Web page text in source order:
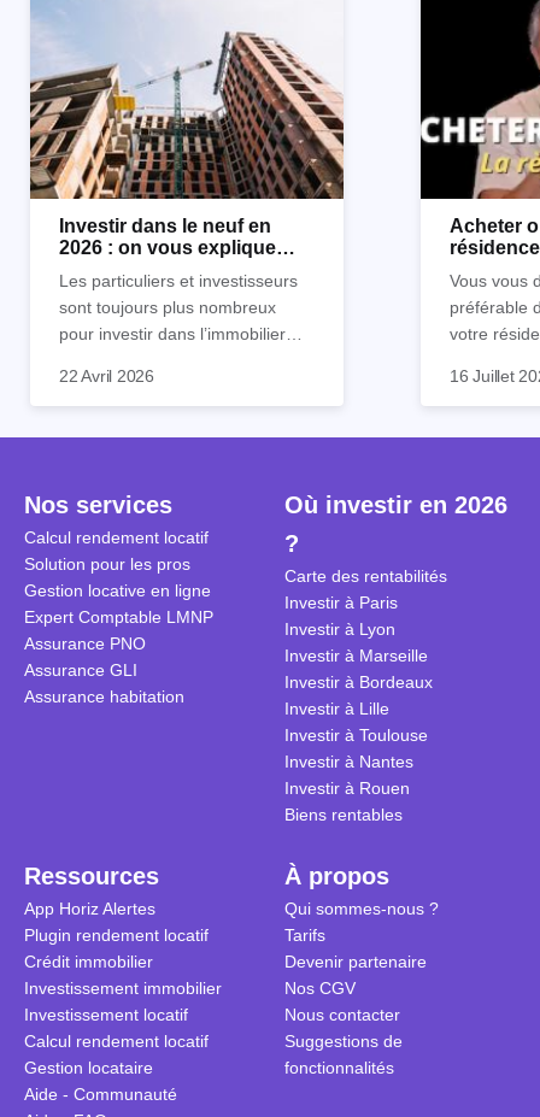
Investir dans le neuf en
2026 : on vous explique
Les particuliers et investisseurs
sont toujours plus nombreux
pour investir dans l’immobilier
nombreux avantages à choisir ce
expliquons tout dans cet article.
22 Avril 2026
Acheter
Vous vous
préférable
votre
pour
la règle
secondes
fenêtres"
sécuriser
16 Juillet
Nos services
Calcul rendement locatif
Solution pour les pros
Gestion locative en ligne
Expert Comptable LMNP
Assurance PNO
Assurance GLI
Assurance habitation
Où investir en 2026
?
Carte des rentabilités
Investir à Paris
Investir à Lyon
Investir à Marseille
Investir à Bordeaux
Investir à Lille
Investir à Toulouse
Investir à Nantes
Investir à Rouen
Biens rentables
Ressources
App Horiz Alertes
Plugin rendement locatif
Crédit immobilier
Investissement immobilier
Investissement locatif
Calcul rendement locatif
Gestion locataire
Aide - Communauté
À propos
Qui sommes-nous ?
Tarifs
Devenir partenaire
Nos CGV
Nous contacter
Suggestions de
fonctionnalités